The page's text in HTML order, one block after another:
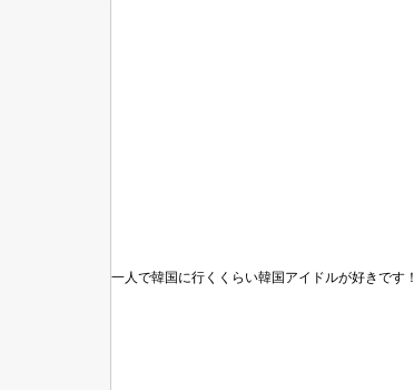
一人で韓国に行くくらい韓国アイドルが好きです！